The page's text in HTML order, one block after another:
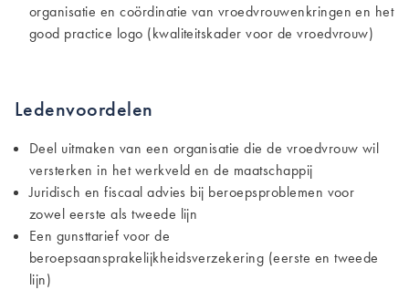
organisatie en coördinatie van vroedvrouwenkringen en het
good practice logo (kwaliteitskader voor de vroedvrouw)
Ledenvoordelen
Deel uitmaken van een organisatie die de vroedvrouw wil
versterken in het werkveld en de maatschappij
Juridisch en fiscaal advies bij beroepsproblemen voor
zowel eerste als tweede lijn
Een gunsttarief voor de
beroepsaansprakelijkheidsverzekering (eerste en tweede
lijn)